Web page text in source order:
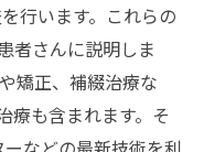
行います。これらの
者さんに説明しま
矯正、補綴治療な
療も含まれます。そ